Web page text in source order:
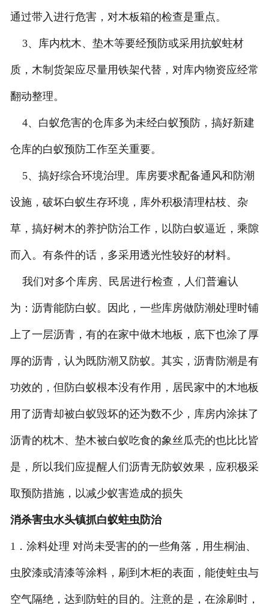
通过带入进行危害，对木板箱的检查是重点。
3、库内枕木、垫木等要经预防或采用抗蚁蛀材
质，木制货架应尽量用铁架代替，对库内物资应经常
翻动整理。
4、白蚁危害的仓库多为未经白蚁预防，搞好新建
仓库的白蚁预防工作至关重要。
5、搞好综合环境治理。库房要求配备通风和防潮
设施，破坏白蚁生存环境，库外积极清理枯枝、杂
草，搞好树木的养护防治工作，以防白蚁逼近，乘隙
而入。有条件的话，多采用透光性较好的材料。
我们对多个库房、民居进行检查，人们普遍认
为：沥青能防白蚁。因此，一些库房做防潮处理时铺
上了一层沥青，有的在家中做木地板，底下也涂了厚
厚的沥青，认为既防潮又防蚁。其实，沥青防潮是有
功效的，但防白蚁根本没有作用，居民家中的木地板
用了沥青却被白蚁毁坏的还为数不少，库房内涂抹了
沥青的枕木、垫木被白蚁吃食的象丝瓜壳的也比比皆
是，所以我们应提醒人们沥青无防蚁效果，应积极采
取预防措施，以减少蚁害造成的损失
消杀害虫水头镇抓白蚁蛀虫防治
1．涂料处理 对尚未受害的的一些角落，用生桐油、
虫胶漆或清漆等涂料，刷到木柜的表面，能使蛀虫与
空气隔绝，达到防蛀的目的。注意的是，在涂刷时，